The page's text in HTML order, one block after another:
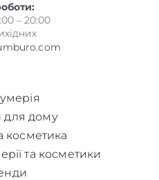
– 20:00
для дому
косметика
та косметики